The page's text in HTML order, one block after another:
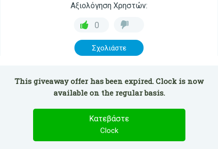
Αξιολόγηση Χρηστών:
0
Σχολιάστε
This giveaway offer has been expired. Clock is now
available on the regular basis.
Κατεβάστε
Clock